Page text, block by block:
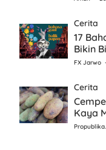
Cerita
17
Bikin
FX Jarwo
Cerita
Kaya